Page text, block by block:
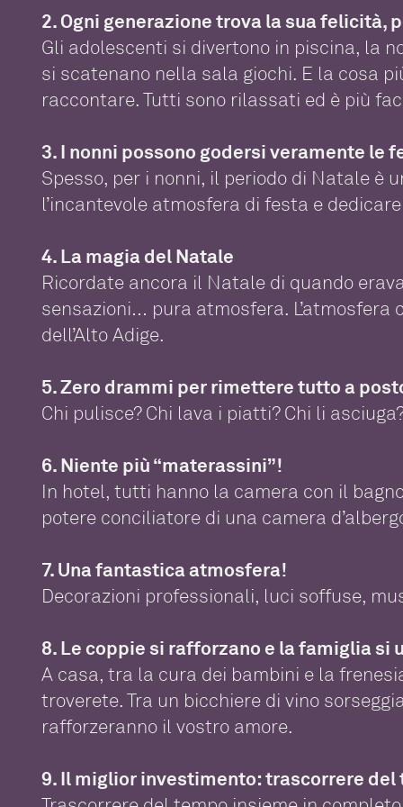
2. Ogni generazione trova la sua
Gli adolescenti si divertono in piscina, la
si scatenano nella sala giochi. E la cosa
raccontare. Tutti sono rilassati ed è più
3. I nonni possono godersi veramente le
Spesso, per i nonni, il periodo di Natale è
l’incantevole atmosfera di festa e
4. La magia del Natale
Ricordate ancora il Natale di quando
sensazioni… pura atmosfera.
dell’Alto Adige.
5. Zero drammi per rimettere tutto a
Chi pulisce? Chi lava i piatti? Chi li
6. Niente più “materassini”!
In hotel, tutti hanno la camera con il
potere conciliatore di una camera
7. Una fantastica atmosfera!
Decorazioni professionali, luci soffuse,
8. Le coppie si rafforzano e la famiglia si
A casa, tra la cura dei bambini e la
troverete. Tra un bicchiere di vino
rafforzeranno il vostro amore.
9. Il miglior investimento: trascorrere del